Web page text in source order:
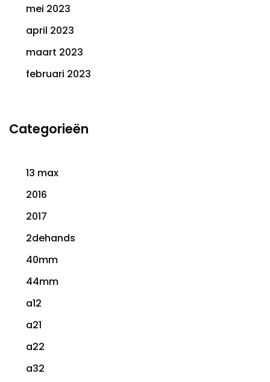
mei 2023
april 2023
maart 2023
februari 2023
Categorieën
13 max
2016
2017
2dehands
40mm
44mm
a12
a21
a22
a32